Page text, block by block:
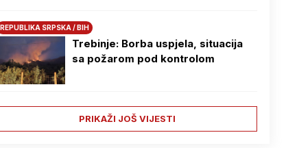
REPUBLIKA SRPSKA / BIH
Trebinje: Borba uspjela, situacija
sa požarom pod kontrolom
PRIKAŽI JOŠ VIJESTI